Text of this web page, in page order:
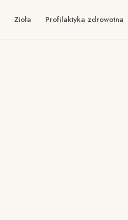
Zioła Profilaktyka zdrowotna